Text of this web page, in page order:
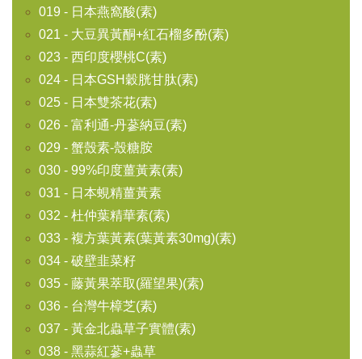
019 - 日本燕窩酸(素)
021 - 大豆異黃酮+紅石榴多酚(素)
023 - 西印度櫻桃C(素)
024 - 日本GSH穀胱甘肽(素)
025 - 日本雙茶花(素)
026 - 富利通-丹蔘納豆(素)
029 - 蟹殼素-殼糖胺
030 - 99%印度薑黃素(素)
031 - 日本蜆精薑黃素
032 - 杜仲葉精華素(素)
033 - 複方葉黃素(葉黃素30mg)(素)
034 - 破壁韭菜籽
035 - 藤黃果萃取(羅望果)(素)
036 - 台灣牛樟芝(素)
037 - 黃金北蟲草子實體(素)
038 - 黑蒜紅蔘+蟲草